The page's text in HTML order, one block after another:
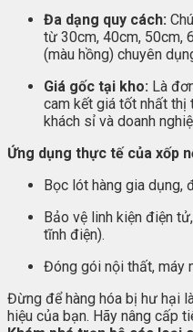
Đa dạng quy cách:
từ 30cm, 40cm, 50cm,
(màu hồng) chuyên
Giá gốc tại kho: Là
cam kết giá tốt nhất thị
khách sỉ và doanh
Ứng dụng thực tế của xốp
Bọc lót hàng gia dụng,
Bảo vệ linh kiện điện
tĩnh điện).
Đóng gói nội thất, máy
Đừng để hàng hóa bị hư hại
hiệu của bạn. Hãy nâng cấp